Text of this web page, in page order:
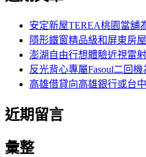
覽
安定新屋TEREA桃園當舖
隱形鐵窗精品級和屏東房
澎湖自由行想體驗近視雷
反光背心專屬Fasoul二回
高雄借貸向高雄銀行或台
近期留言
彙整